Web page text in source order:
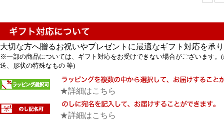
大切な方へ贈るお祝いやプレゼントに最適なギフト対応を承
※一部の商品については、ギフト対応をお受けできない場合がございます。
送、形状の特殊なもの 等)
★詳細はこちら
★詳細はこちら